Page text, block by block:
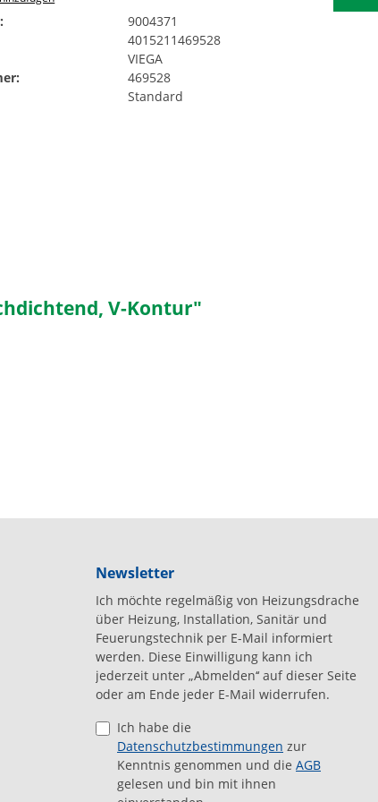
9004371
4015211469528
VIEGA
469528
Standard
V-Kontur"
Newsletter
Ich möchte regelmäßig von Heizungsdrache
über Heizung, Installation, Sanitär und
Feuerungstechnik per E-Mail informiert
werden. Diese Einwilligung kann ich
jederzeit unter „Abmelden‘‘ auf dieser Seite
oder am Ende jeder E-Mail widerrufen.
Ich habe die
Datenschutzbestimmungen zur
Kenntnis genommen und die AGB
gelesen und bin mit ihnen